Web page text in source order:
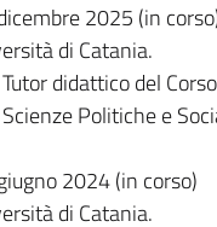
2025 (in
di Catania.
didattico del
Politiche e
2024 (in corso)
di Catania.